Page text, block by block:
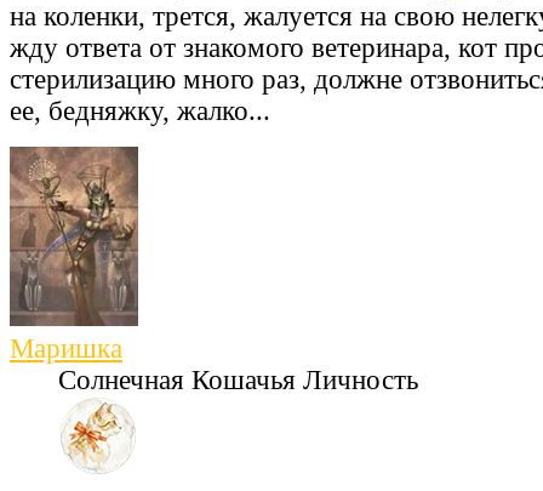
на коленки, трется, жалуется на свою
жду ответа от знакомого ветеринара, кот
стерилизацию много раз, должне
ее, бедняжку, жалко...
Маришка
Солнечная Кошачья Личность